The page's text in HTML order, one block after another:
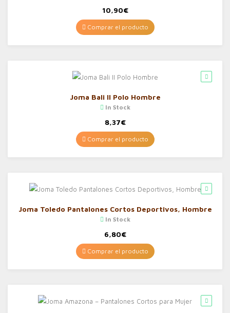
10,90€
Comprar el producto
Joma Bali II Polo Hombre
In Stock
8,37€
Comprar el producto
Joma Toledo Pantalones Cortos Deportivos, Hombre
In Stock
6,80€
Comprar el producto